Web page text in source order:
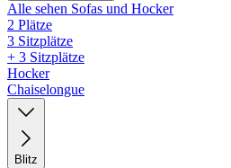
Alle sehen Sofas und Hocker
2 Plätze
3 Sitzplätze
+ 3 Sitzplätze
Hocker
Chaiselongue
Blitz